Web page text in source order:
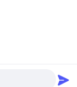
Technology